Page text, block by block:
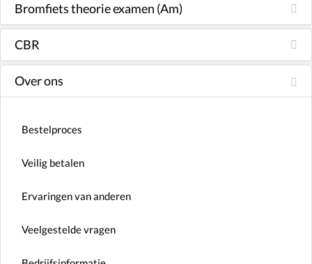
Bromfiets theorie examen (Am)
CBR
Over ons
Bestelproces
Veilig betalen
Ervaringen van anderen
Veelgestelde vragen